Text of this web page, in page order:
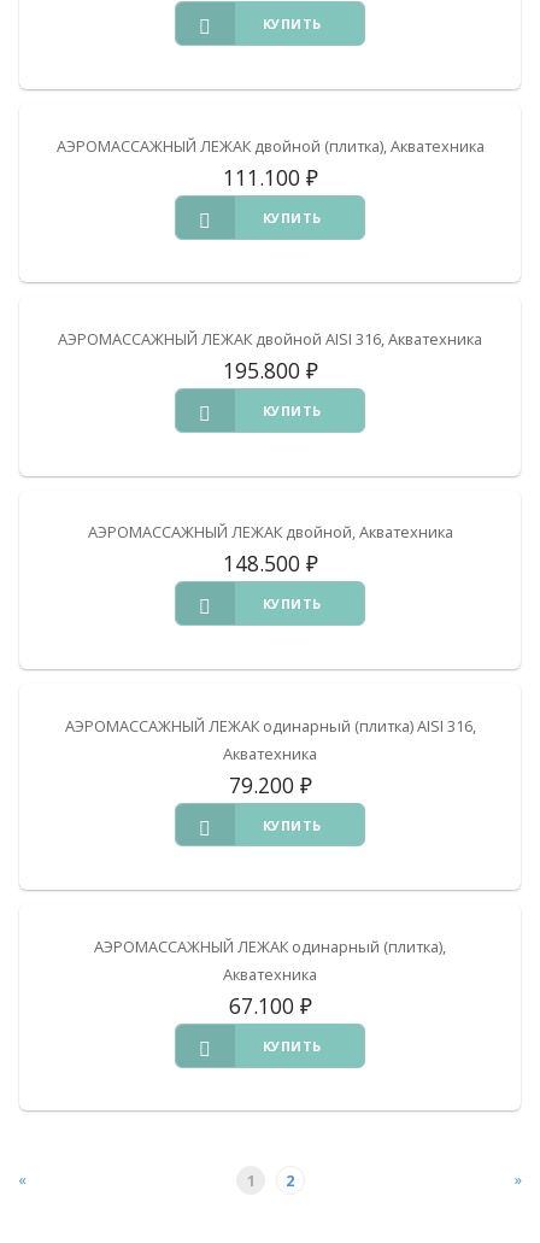
КУПИТЬ
АЭРОМАССАЖНЫЙ ЛЕЖАК двойной (плитка), Акватехника
111.100 ₽
КУПИТЬ
АЭРОМАССАЖНЫЙ ЛЕЖАК двойной AISI 316, Акватехника
195.800 ₽
КУПИТЬ
АЭРОМАССАЖНЫЙ ЛЕЖАК двойной, Акватехника
148.500 ₽
КУПИТЬ
АЭРОМАССАЖНЫЙ ЛЕЖАК одинарный (плитка) AISI 316,
Акватехника
79.200 ₽
КУПИТЬ
АЭРОМАССАЖНЫЙ ЛЕЖАК одинарный (плитка),
Акватехника
67.100 ₽
КУПИТЬ
« 1 2 »